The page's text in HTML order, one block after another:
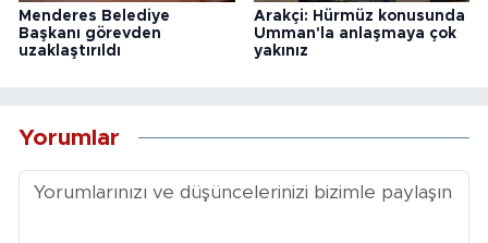
Menderes Belediye
Başkanı görevden
uzaklaştırıldı
Arakçi: Hürmüz konusunda
Umman'la anlaşmaya çok
yakınız
Yorumlar